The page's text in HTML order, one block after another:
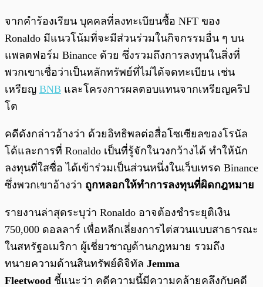
จากคำร้องเรียน บุคคลที่ลงทะเบียนซื้อ NFT ของ
Ronaldo มีแนวโน้มที่จะมีส่วนร่วมในกิจกรรมอื่น ๆ บน
แพลตฟอร์ม Binance ด้วย ซึ่งรวมถึงการลงทุนในสิ่งที่
พวกเขาเชื่อว่าเป็นหลักทรัพย์ที่ไม่ได้จดทะเบียน เช่น
เหรียญ BNB และโครงการผลตอบแทนจากเหรียญคริป
โต
คดีดังกล่าวอ้างว่า ด้วยอิทธิพลต่อสื่อโซเซียลของโรนัล
โด้และการที่ Ronaldo เป็นที่รู้จักในวงกว้างได้ ทำให้นัก
ลงทุนที่ใสซื่อ ได้เข้าร่วมเป็นส่วนหนึ่งในเว็บเทรด Binance
ซึ่งพวกเขาอ้างว่า ถูกหลอกให้ทำการลงทุนที่ผิดกฎหมาย
รายงานล่าสุดระบุว่า Ronaldo อาจต้องชำระยุติเงิน
750,000 ดอลลาร์ เพื่อหลีกเลี่ยงการไต่สวนแบบสาธารณะ
ในสหรัฐอเมริกา ผู้เชี่ยวชาญด้านกฎหมาย รวมถึง
ทนายความด้านสินทรัพย์ดิจิทัล Jemma
Fleetwood ชี้แนะว่า คดีความนี้มีความคล้ายคลึงกับคดี